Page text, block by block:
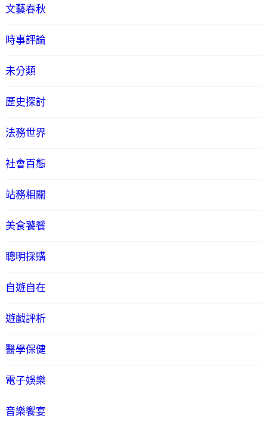
文藝春秋
時事評論
未分類
歷史探討
法務世界
社會百態
站務相關
美食饕餮
聰明採購
自遊自在
遊戲評析
醫學保健
電子娛樂
音樂饗宴